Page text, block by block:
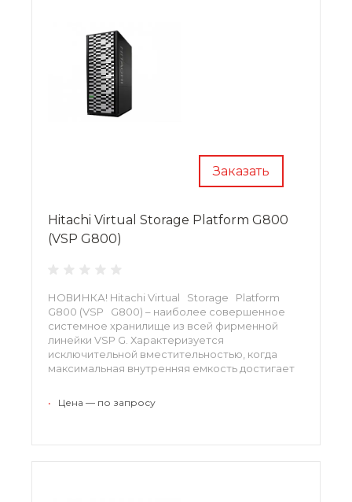
Заказать
Hitachi Virtual Storage Platform G800
(VSP G800)
НОВИНКА! Hitachi Virtual Storage Platform
G800 (VSP G800) – наиболее совершенное
системное хранилище из всей фирменной
линейки VSP G. Характеризуется
исключительной вместительностью, когда
максимальная внутренняя емкость достигает
относится к производительным и плотным
• Цена — по запросу